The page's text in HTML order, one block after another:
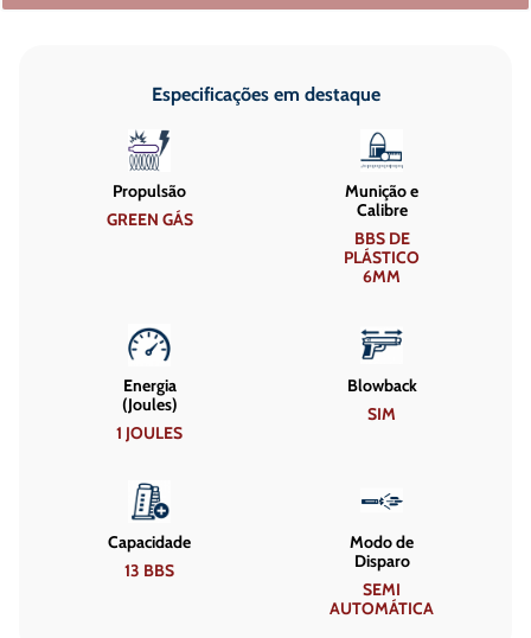
Especificações em destaque
Propulsão
GREEN GÁS
Munição e
Calibre
BBS DE
PLÁSTICO
6MM
Energia
(Joules)
1 JOULES
Blowback
SIM
Capacidade
13 BBS
Modo de
Disparo
SEMI
AUTOMÁTICA